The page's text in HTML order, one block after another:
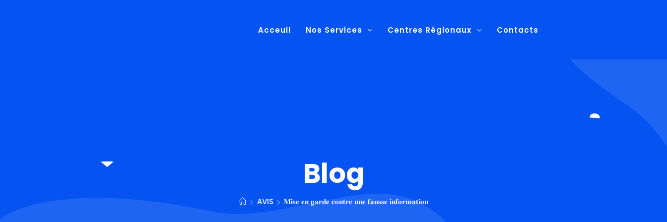
Acceuil Nos Services Centres Régionaux Contacts
Blog
AVIS 𝐌𝐢𝐬𝐞 𝐞𝐧 𝐠𝐚𝐫𝐝𝐞 𝐜𝐨𝐧𝐭𝐫𝐞 𝐮𝐧𝐞 𝐟𝐚𝐮𝐬𝐬𝐞 𝐢𝐧𝐟𝐨𝐫𝐦𝐚𝐭𝐢𝐨𝐧